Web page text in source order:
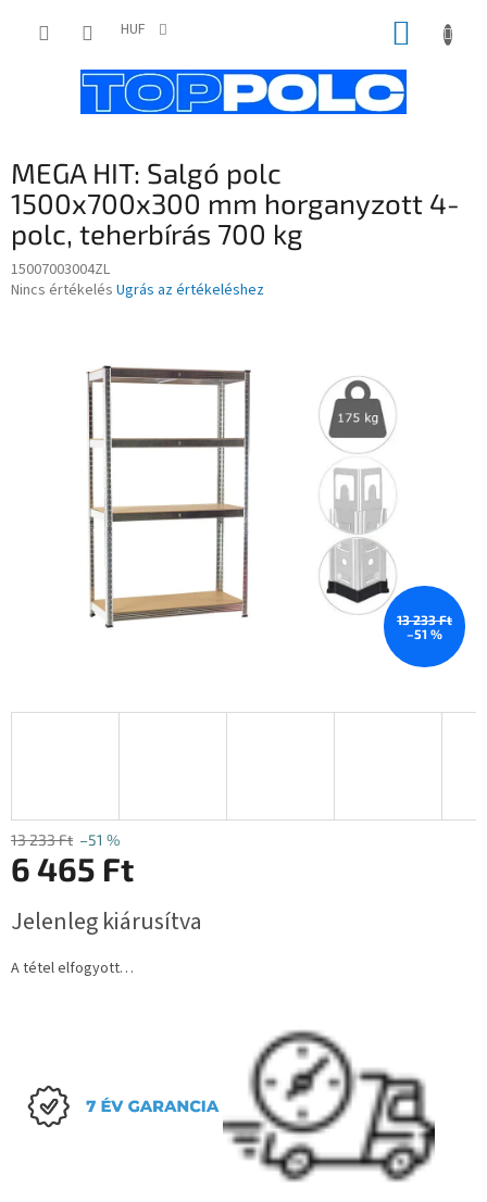
HUF KOSÁR
MEGA HIT: Salgó polc
1500x700x300 mm horganyzott 4-
polc, teherbírás 700 kg
15007003004ZL
A
Nincs értékelés Ugrás az értékeléshez
13 233 Ft
–51 %
13 233 Ft –51 %
6 465 Ft
Jelenleg kiárusítva
A tétel elfogyott…